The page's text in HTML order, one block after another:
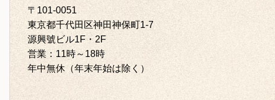
〒101-0051
東京都千代田区神田神保町1‐7
源興號ビル1F・2F
営業：11時～18時
年中無休（年末年始は除く）